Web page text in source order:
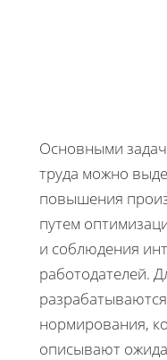
Основными
труда можно
повышения
путем
и соблюдения
работодателей.
нормирования,
описывают